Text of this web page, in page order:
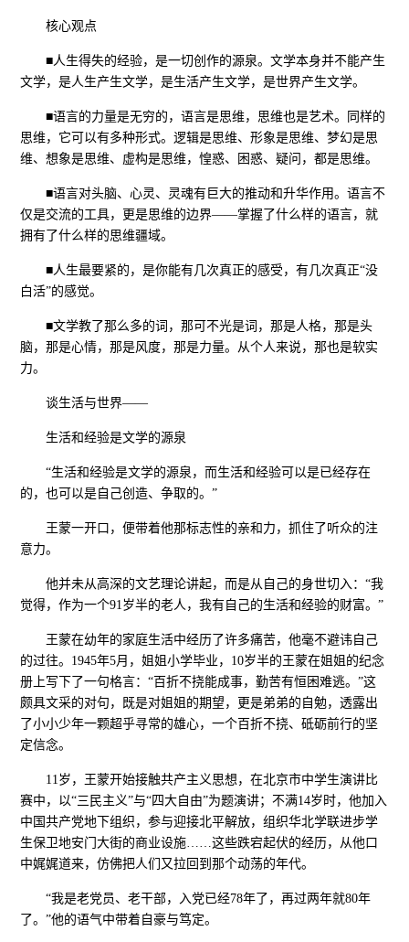
核心观点
■人生得失的经验，是一切创作的源泉。文学本身并不能产生
文学，是人生产生文学，是生活产生文学，是世界产生文学。
■语言的力量是无穷的，语言是思维，思维也是艺术。同样的
思维，它可以有多种形式。逻辑是思维、形象是思维、梦幻是思
维、想象是思维、虚构是思维，惶惑、困惑、疑问，都是思维。
■语言对头脑、心灵、灵魂有巨大的推动和升华作用。语言不
仅是交流的工具，更是思维的边界——掌握了什么样的语言，就
拥有了什么样的思维疆域。
■人生最要紧的，是你能有几次真正的感受，有几次真正“没
白活”的感觉。
■文学教了那么多的词，那可不光是词，那是人格，那是头
脑，那是心情，那是风度，那是力量。从个人来说，那也是软实
力。
谈生活与世界——
生活和经验是文学的源泉
“生活和经验是文学的源泉，而生活和经验可以是已经存在
的，也可以是自己创造、争取的。”
王蒙一开口，便带着他那标志性的亲和力，抓住了听众的注
意力。
他并未从高深的文艺理论讲起，而是从自己的身世切入：“我
觉得，作为一个91岁半的老人，我有自己的生活和经验的财富。”
王蒙在幼年的家庭生活中经历了许多痛苦，他毫不避讳自己
的过往。1945年5月，姐姐小学毕业，10岁半的王蒙在姐姐的纪念
册上写下了一句格言：“百折不挠能成事，勤苦有恒困难逃。”这
颇具文采的对句，既是对姐姐的期望，更是弟弟的自勉，透露出
了小小少年一颗超乎寻常的雄心，一个百折不挠、砥砺前行的坚
定信念。
11岁，王蒙开始接触共产主义思想，在北京市中学生演讲比
赛中，以“三民主义”与“四大自由”为题演讲；不满14岁时，他加入
中国共产党地下组织，参与迎接北平解放，组织华北学联进步学
生保卫地安门大街的商业设施……这些跌宕起伏的经历，从他口
中娓娓道来，仿佛把人们又拉回到那个动荡的年代。
“我是老党员、老干部，入党已经78年了，再过两年就80年
了。”他的语气中带着自豪与笃定。